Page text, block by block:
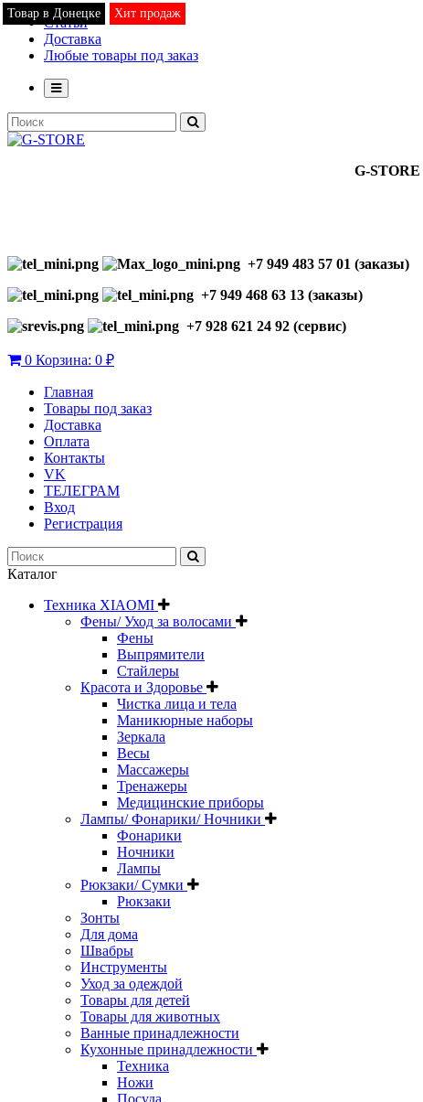
Статьи
Доставка
Любые товары под заказ
G-STORE
+7 949 483 57 01 (заказы)
+7 949 468 63 13 (заказы)
+7 928 621 24 92 (сервис)
0 Корзина: 0 ₽
Главная
Товары под заказ
Доставка
Оплата
Контакты
VK
ТЕЛЕГРАМ
Вход
Регистрация
Каталог
Техника XIAOMI
Фены/ Уход за волосами
Фены
Выпрямители
Стайлеры
Красота и Здоровье
Чистка лица и тела
Маникюрные наборы
Зеркала
Весы
Массажеры
Тренажеры
Медицинские приборы
Лампы/ Фонарики/ Ночники
Фонарики
Ночники
Лампы
Рюкзаки/ Сумки
Рюкзаки
Зонты
Для дома
Швабры
Инструменты
Уход за одеждой
Товары для детей
Товары для животных
Ванные принадлежности
Кухонные принадлежности
Техника
Ножи
Посуда
Товар в Донецке Хит продаж
Товар в Донецке Хит продаж
Товар в Донецке Хит продаж
Товар в Донецке Хит продаж
Товар в Донецке Хит продаж
Товар в Донецке Хит продаж
Товар в Донецке Хит продаж